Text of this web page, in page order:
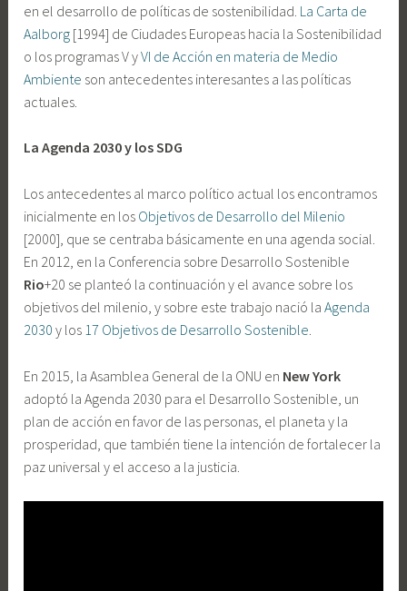
en el desarrollo de políticas de sostenibilidad. La Carta de
Aalborg [1994] de Ciudades Europeas hacia la Sostenibilidad
o los programas V yVI de Acción en materia de Medio
Ambiente son antecedentes interesantes a las políticas
actuales.
La Agenda 2030 y los SDG
Los antecedentes al marco político actual los encontramos
inicialmente en los Objetivos de Desarrollo del Milenio
[2000], que se centraba básicamente en una agenda social.
En 2012, en la Conferencia sobre Desarrollo Sostenible
Rio+20 se planteó la continuación y el avance sobre los
objetivos del milenio, y sobre este trabajo nació laAgenda
2030 y los 17 Objetivos de Desarrollo Sostenible
En 2015, la Asamblea General de la ONU en New York
adoptó la Agenda 2030 para el Desarrollo Sostenible, un
plan de acción en favor de las personas, el planeta y la
prosperidad, que también tiene la intención de fortalecer la
paz universal y el acceso a la justicia.